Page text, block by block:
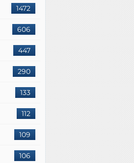
1472
606
447
290
133
112
109
106